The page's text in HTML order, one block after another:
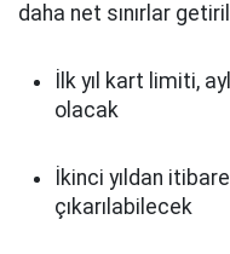
daha net sınırlar
İlk yıl kart limiti,
olacak
İkinci yıldan
çıkarılabilecek